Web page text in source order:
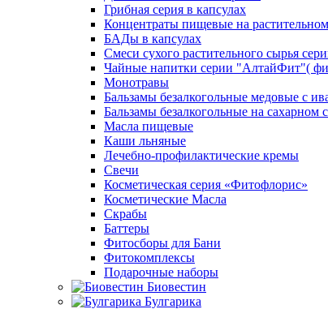
Грибная серия в капсулах
Концентраты пищевые на
БАДы в капсулах
Смеси сухого растительного сырья
Чайные напитки серии "АлтайФит"(
Монотравы
Бальзамы безалкогольные медовые с
Бальзамы безалкогольные на сахарном
Масла пищевые
Каши льняные
Лечебно-профилактические кремы
Свечи
Косметическая серия «Фитофлорис»
Косметические Масла
Скрабы
Баттеры
Фитосборы для Бани
Фитокомплексы
Подарочные наборы
Биовестин
Булгарика